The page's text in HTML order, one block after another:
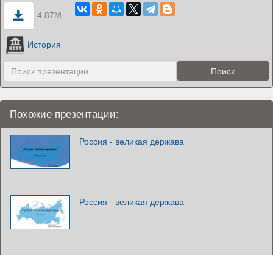
4.87M
История
Похожие презентации:
Россия - великая держава
Россия - великая держава